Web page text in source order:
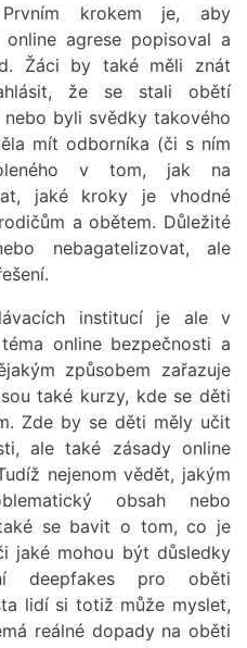
Prvním krokem je, aby
agrese popisoval a
Žáci by také měli znát
že se stali obětí
byli svědky takového
mít odborníka (či s ním
v tom, jak na
jaké kroky je vhodné
a obětem. Důležité
nebagatelizovat, ale
institucí je ale v
online bezpečnosti a
způsobem zařazuje
také kurzy, kde se děti
Zde by se děti měly učit
ale také zásady online
nejenom vědět, jakým
obsah nebo
se bavit o tom, co je
jaké mohou být důsledky
deepfakes pro oběti
lidí si totiž může myslet,
reálné dopady na oběti